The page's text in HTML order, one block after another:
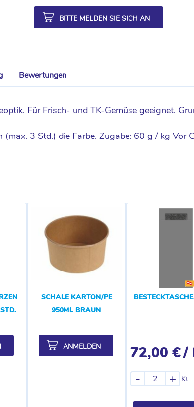
BITTE MELDEN SIE SICH AN
Bewertungen
Für Frisch- und TK-Gemüse geeignet.
3 Std.) die Farbe. Zugabe: 60 g / kg Vor
SCHALE KARTON/PE
950ML BRAUN
ANMELDEN 72,00 €/
Kt
- +